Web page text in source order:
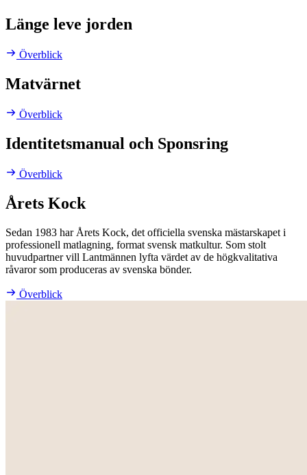
Länge leve jorden
Överblick
Matvärnet
Överblick
Identitetsmanual och Sponsring
Överblick
Årets Kock
Sedan 1983 har Årets Kock, det officiella svenska mästarskapet i
professionell matlagning, format svensk matkultur. Som stolt
huvudpartner vill Lantmännen lyfta värdet av de högkvalitativa
råvaror som produceras av svenska bönder.
Överblick